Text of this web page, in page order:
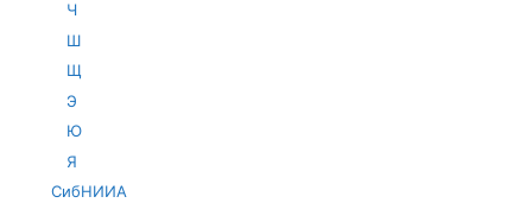
Ч
Ш
Щ
Э
Ю
Я
СибНИИА